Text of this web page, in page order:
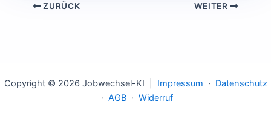
ZURÜCK WEITER
Copyright © 2026 Jobwechsel-KI | Impressum · Datenschutz
· AGB· Widerruf